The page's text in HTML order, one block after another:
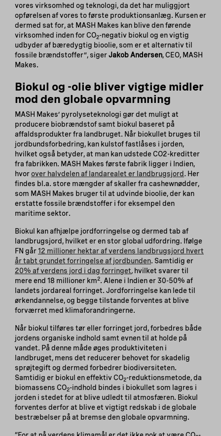
vores virksomhed og teknologi, da det har muliggjort
opførelsen af vores to første produktionsanlæg. Kursen er
dermed sat for, at MASH Makes kan blive den førende
virksomhed inden for CO2-negativ biokul og en vigtig
udbyder af bæredygtig bioolie, som er et alternativ til
fossile brændstoffer”, sigerJakob Andersen, CEO, MASH
Makes.
Biokul og -olie bliver vigtige midler
mod den globale opvarmning
MASH Makes’ pyrolyseteknologi gør det muligt at
producere biobrændstof samt biokul baseret på
affaldsprodukter fra landbruget. Når biokullet bruges til
jordbundsforbedring, kan kulstof fastlåses i jorden,
hvilket også betyder, at man kan udstede CO2-kreditter
fra fabrikken. MASH Makes første fabrik ligger i Indien,
hvorover halvdelen af landarealet er landbrugsjord . Her
findes bl.a. store mængder af skaller fra cashewnødder,
som MASH Makes bruger til at udvinde bioolie, der kan
erstatte fossile brændstoffer i for eksempel den
maritime sektor.
Biokul kan afhjælpe jordforringelse og dermed tab af
landbrugsjord, hvilket er en stor global udfordring. Ifølge
FN går12 millioner hektar af verdens landbrugsjord hvert
år tabt grundet forringelse af jordbunden. Samtidig er
20% af verdens jord i dag forringet, hvilket svarer til
mere end 18 millioner km2. Alene i Indien er 30-50% af
landets jordareal forringet. Jordforringelse kan lede til
ørkendannelse, og begge tilstande forventes at blive
forværret med klimaforandringerne.
Når biokul tilføres tør eller forringet jord, forbedres både
jordens organiske indhold samt evnen til at holde på
vandet. På denne måde øges produktiviteten i
landbruget, mens det reducerer behovet for skadelig
sprøjtegift og dermed forbedrer biodiversiteten.
Samtidig er biokul en effektiv CO2-reduktionsmetode, da
biomassens CO2-indhold bindes i biokullet som lagres i
jorden i stedet for at blive udledt til atmosfæren. Biokul
forventes derfor at blive et vigtigt redskab i de globale
bestræbelser på at bremse den globale opvarmning.